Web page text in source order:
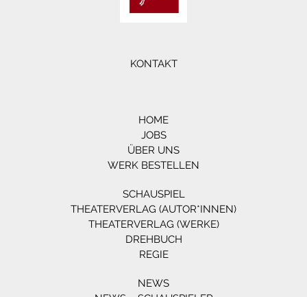
KONTAKT
HOME
JOBS
ÜBER UNS
WERK BESTELLEN
SCHAUSPIEL
THEATERVERLAG (AUTOR*INNEN)
THEATERVERLAG (WERKE)
DREHBUCH
REGIE
NEWS